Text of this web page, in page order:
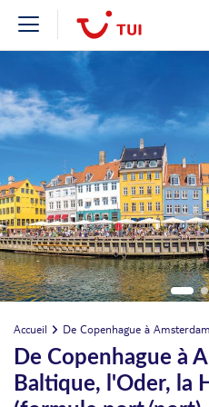
Accueil De Copenhague à Amsterdam : La mer
De Copenhague à
Baltique, l'Oder, la